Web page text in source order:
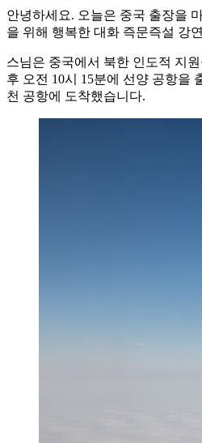
안녕하세요. 오늘은 중국 출장을
을 위해 행복한 대화 즉문즉설 강
스님은 중국에서 북한 인도적 지
후 오전 10시 15분에 선양 공항을
천 공항에 도착했습니다.